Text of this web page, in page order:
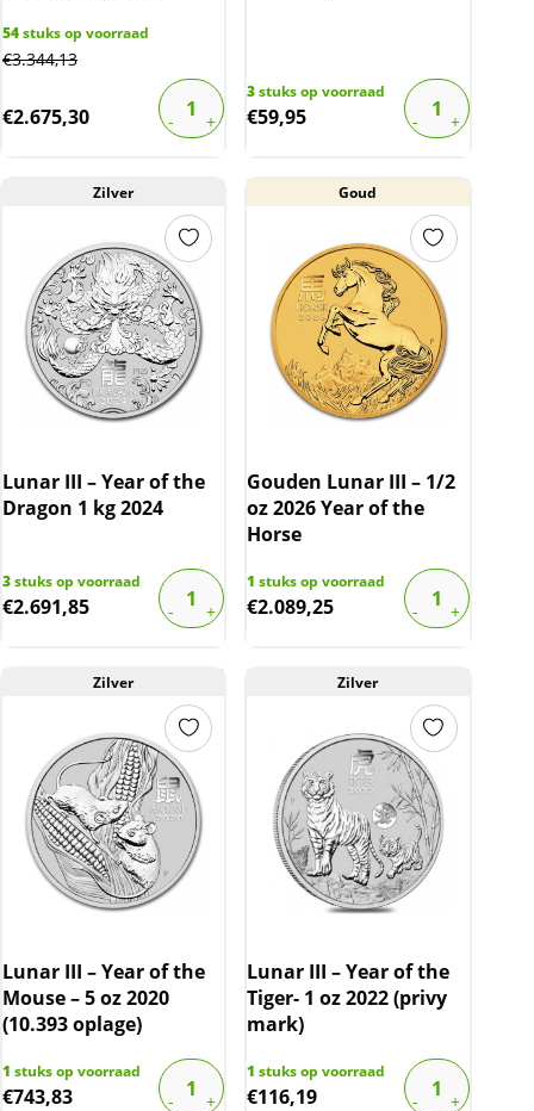
54stuks op voorraad
€3.344,13
€2.675,30
3stuks op voorraad
€59,95
Zilver
Lunar III – Year of the
Dragon 1 kg 2024
3stuks op voorraad
€2.691,85
Goud
Gouden Lunar III – 1/2
oz 2026 Year of the
Horse
1 stuks op voorraad
€2.089,25
Zilver
Lunar III – Year of the
Mouse – 5 oz 2020
(10.393 oplage)
1 stuks op voorraad
€743,83
Zilver
Lunar III – Year of the
Tiger- 1 oz 2022 (privy
mark)
1 stuks op voorraad
€116,19